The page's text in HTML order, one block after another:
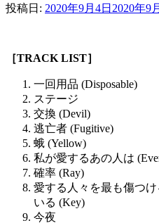
投稿日: 2020年9月4日 2020年9
［TRACK LIST］
一回用品 (Disposable)
ステージ
交換 (Devil)
逃亡者 (Fugitive)
蛾 (Yellow)
私が愛するあの人は
確率 (Ray)
愛する人々を最も傷つ
いる (Key)
今夜